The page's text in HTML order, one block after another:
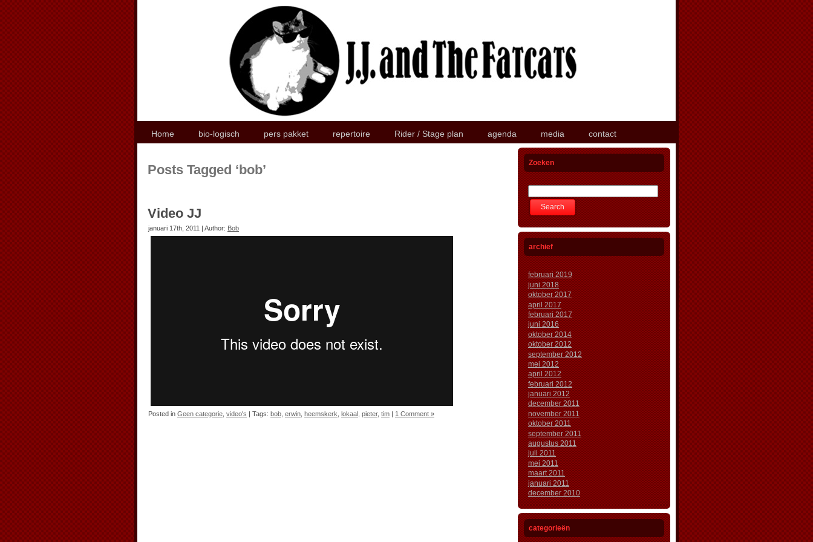
Home bio-logisch pers pakket repertoire Rider / Stage plan agenda media contact
Posts Tagged ‘bob’
Video JJ
januari 17th, 2011 | Author: Bob
Posted in Geen categorie video's | Tags: bob erwin heemskerk lokaal pieter, tim 1 Comment »
Zoeken
archief
februari 2019
juni 2018
oktober 2017
april 2017
februari 2017
juni 2016
oktober 2014
oktober 2012
september 2012
mei 2012
april 2012
februari 2012
januari 2012
december 2011
november 2011
oktober 2011
september 2011
augustus 2011
juli 2011
mei 2011
maart 2011
januari 2011
december 2010
categorieën